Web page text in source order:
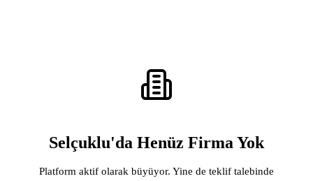
Selçuklu'da Henüz Firma Yok
Platform aktif olarak büyüyor. Yine de teklif talebinde